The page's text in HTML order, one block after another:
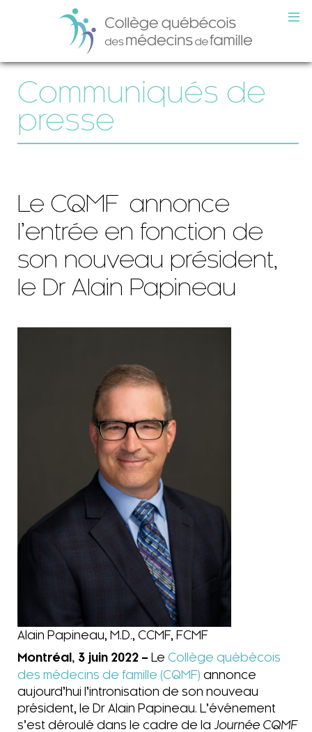
Communiqués de
presse
Le CQMF annonce
l’entrée en fonction de
son nouveau président,
le Dr Alain Papineau
Alain Papineau, M.D., CCMF, FCMF
Montréal, 3 juin 2022 – Le Collège québécois
des médecins de famille (CQMF) annonce
aujourd’hui l’intronisation de son nouveau
président, le Dr Alain Papineau. L’événement
s’est déroulé dans le cadre de la Journée CQMF